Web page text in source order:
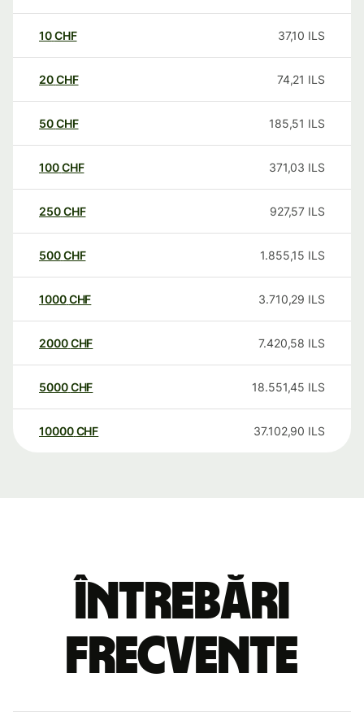
10CHF 37,10 ILS
20CHF 74,21 ILS
50CHF 185,51 ILS
100CHF 371,03 ILS
250CHF 927,57 ILS
500CHF 1.855,15 ILS
1000CHF 3.710,29 ILS
2000CHF 7.420,58 ILS
5000CHF 18.551,45 ILS
10000 CHF 37.102,90 ILS
Întrebări
frecvente